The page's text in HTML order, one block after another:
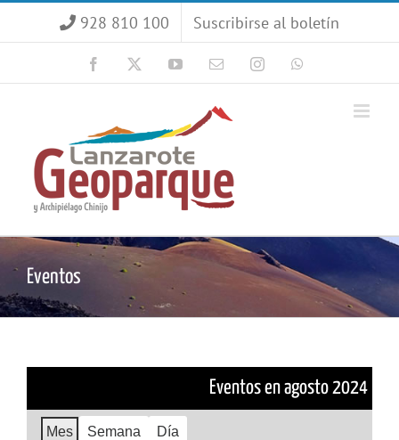
928 810 100 Suscribirse al boletín
Facebook YouTubeCorreoInstagram
Eventos
Eventos en agosto 2024
Mes Semana Día